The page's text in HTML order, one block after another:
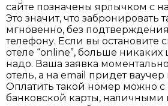
сайте позначены ярлычком с
Это значит, что забронировать
мгновенно, без
телефону. Если вы остановите
отеле “onlinе”, больше никаких
надо. Ваша заявка
отель, а на email придет
Оплатить такой номер можно
банковской карты, наличными